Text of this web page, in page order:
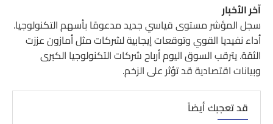
آخر الأخبار
سجل المؤشر مستوى قياسي جديد مدعومًا بأسهم التكنولوجيا.
أداء نفيديا القوي وتوقعات إيجابية لشركات مثل أمازون عززت
الثقة. يترقب السوق اليوم أرباح شركات التكنولوجيا الكبرى
وبيانات اقتصادية قد تؤثر على الزخم.
قد تعجبك أيضاً